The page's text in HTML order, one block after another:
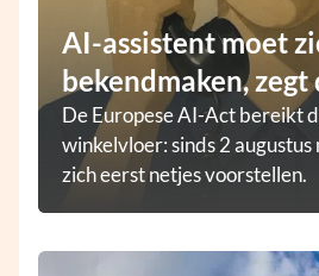
AI-assistent moet
bekendmaken, zegt
De Europese AI-Act bereikt
winkelvloer: sinds 2
zich eerst netjes voorstellen.